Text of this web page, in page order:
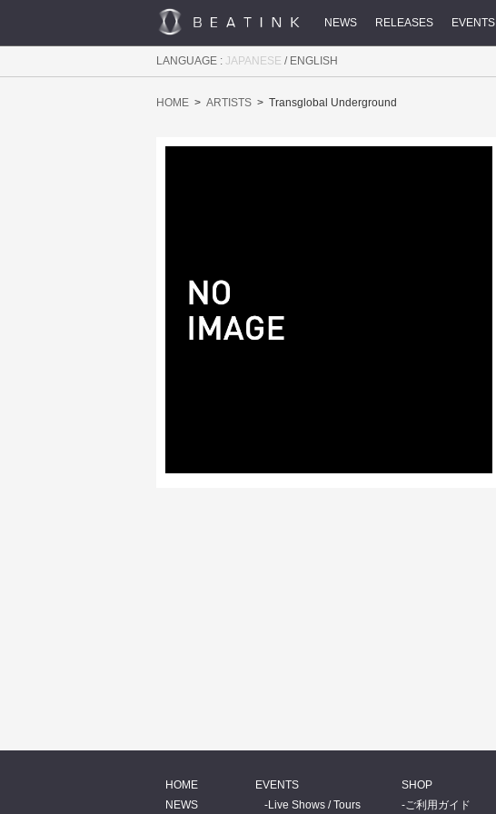
NEWS RELEASES EVENTS
LANGUAGE : JAPANESE / ENGLISH
HOME ARTISTS Transglobal Underground
HOME
NEWS
EVENTS
Live Shows / Tours
SHOP
ご利用ガイド